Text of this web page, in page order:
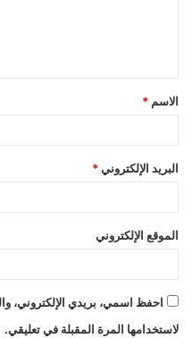
ق
*
الاسم *
البريد الإلكتروني *
الموقع الإلكتروني
احفظ اسمي، بريدي الإلكتروني،
لاستخدامها المرة المقبلة في تعليقي.